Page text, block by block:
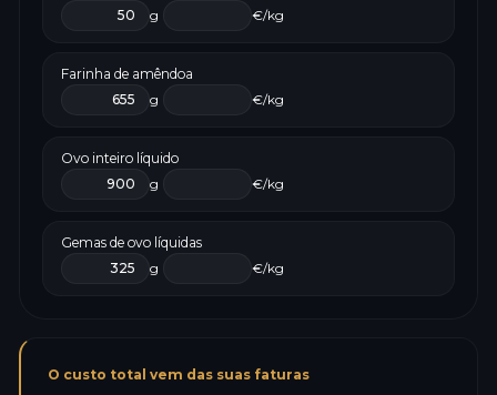
g
€/kg
Farinha de amêndoa
g
€/kg
Ovo inteiro líquido
g
€/kg
Gemas de ovo líquidas
g
€/kg
O custo total vem das suas faturas